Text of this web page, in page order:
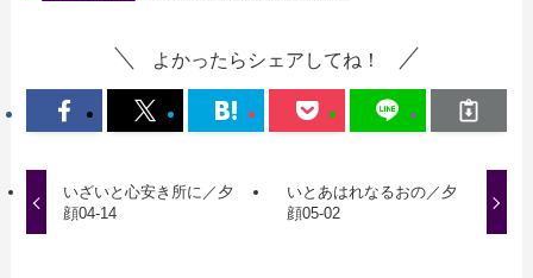
よかったらシェアしてね！
いざいと心安き所に／夕
顔04-14
いとあはれなるおの／夕
顔05-02